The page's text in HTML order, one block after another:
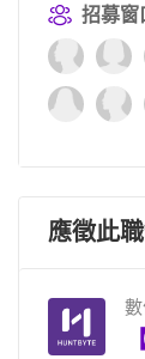
招募窗
應徵此